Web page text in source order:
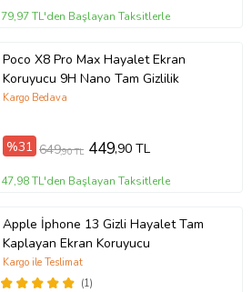
79,97 TL'den Başlayan Taksitlerle
Poco X8 Pro Max Hayalet Ekran
Koruyucu 9H Nano Tam Gizlilik
Kargo Bedava
%31 649,90 TL 449,90 TL
47,98 TL'den Başlayan Taksitlerle
Apple İphone 13 Gizli Hayalet Tam
Kaplayan Ekran Koruyucu
(1)
Kargo ile Teslimat